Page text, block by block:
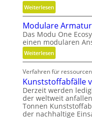
b
i
l
i
t
ä
t
,
D
y
n
a
Weiterlesen:
K
u
g
e
l
g
e
w
i
n
d
Modulare
Das Modu One
einen modularen
Weiterlesen:
M
o
d
u
l
a
Verfahren für
Kunststoffabfälle
Derzeit werden
der weltweit
Tonnen
der nachhaltige